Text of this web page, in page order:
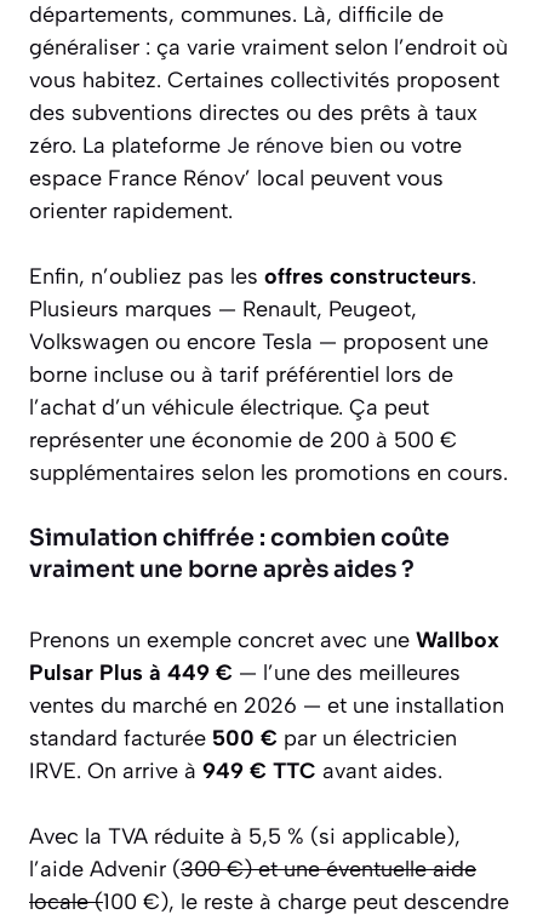
départements, communes. Là, difficile de
généraliser : ça varie vraiment selon l’endroit où
vous habitez. Certaines collectivités proposent
des subventions directes ou des prêts à taux
zéro. La plateforme Je rénove bien ou votre
espace France Rénov’ local peuvent vous
orienter rapidement.
Enfin, n’oubliez pas les offres constructeurs.
Plusieurs marques — Renault, Peugeot,
Volkswagen ou encore Tesla — proposent une
borne incluse ou à tarif préférentiel lors de
l’achat d’un véhicule électrique. Ça peut
représenter une économie de 200 à 500 €
supplémentaires selon les promotions en cours.
Simulation chiffrée : combien coûte
vraiment une borne après aides ?
Prenons un exemple concret avec une Wallbox
Pulsar Plus à 449 € — l’une des meilleures
ventes du marché en 2026 — et une installation
standard facturée 500 € par un électricien
IRVE. On arrive à 949 € TTC avant aides.
Avec la TVA réduite à 5,5 % (si applicable),
l’aide Advenir (300 €) et une éventuelle aide
locale (100 €), le reste à charge peut descendre